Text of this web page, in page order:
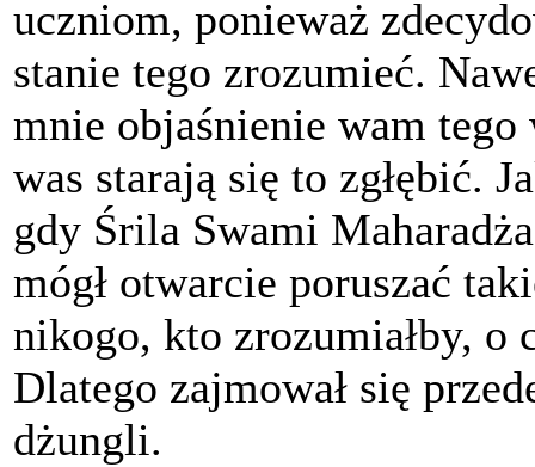
uczniom, ponieważ
stanie tego zrozumieć.
mnie objaśnienie wam
was starają się to zgłębić.
gdy Śrila Swami
mógł otwarcie poruszać
nikogo, kto zrozumiałby, o
Dlatego zajmował się
dżungli.